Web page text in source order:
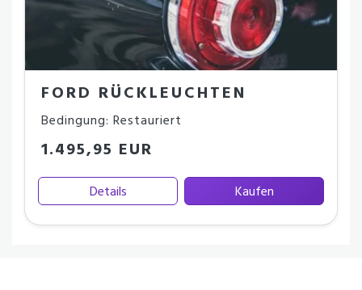
FORD RÜCKLEUCHTEN
Bedingung: Restauriert
1.495,95 EUR
Details Kaufen